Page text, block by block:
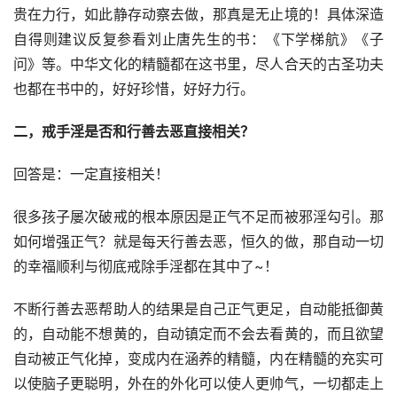
贵在力行，如此静存动察去做，那真是无止境的！具体深造
自得则建议反复参看刘止唐先生的书：《下学梯航》《子
问》等。中华文化的精髓都在这书里，尽人合天的古圣功夫
也都在书中的，好好珍惜，好好力行。
二，戒手淫是否和行善去恶直接相关？
回答是：一定直接相关！
很多孩子屡次破戒的根本原因是正气不足而被邪淫勾引。那
如何增强正气？就是每天行善去恶，恒久的做，那自动一切
的幸福顺利与彻底戒除手淫都在其中了~！
不断行善去恶帮助人的结果是自己正气更足，自动能抵御黄
的，自动能不想黄的，自动镇定而不会去看黄的，而且欲望
自动被正气化掉，变成内在涵养的精髓，内在精髓的充实可
以使脑子更聪明，外在的外化可以使人更帅气，一切都走上